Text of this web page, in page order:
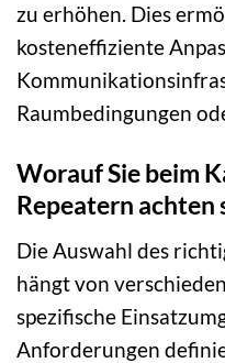
zu erhöhen. Dies
kosteneffiziente
Raumbedingungen
Worauf Sie beim
Repeatern achten
Die Auswahl des
hängt von
spezifische
Anforderungen